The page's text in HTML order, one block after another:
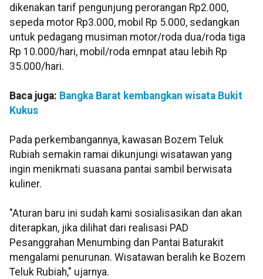
dikenakan tarif pengunjung perorangan Rp2.000,
sepeda motor Rp3.000, mobil Rp 5.000, sedangkan
untuk pedagang musiman motor/roda dua/roda tiga
Rp 10.000/hari, mobil/roda emnpat atau lebih Rp
35.000/hari.
Baca juga: Bangka Barat kembangkan wisata Bukit
Kukus
Pada perkembangannya, kawasan Bozem Teluk
Rubiah semakin ramai dikunjungi wisatawan yang
ingin menikmati suasana pantai sambil berwisata
kuliner.
"Aturan baru ini sudah kami sosialisasikan dan akan
diterapkan, jika dilihat dari realisasi PAD
Pesanggrahan Menumbing dan Pantai Baturakit
mengalami penurunan. Wisatawan beralih ke Bozem
Teluk Rubiah," ujarnya.